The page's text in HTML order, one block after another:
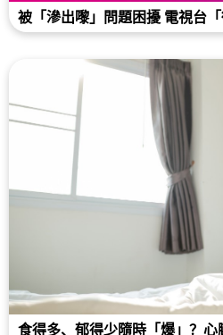
被「滲出嚟」問題困擾 電視台
食得多、郁得少隨時「爆」？